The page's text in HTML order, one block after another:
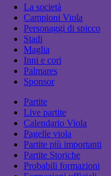
La società
Campioni Viola
Personaggi di spicco
Stadi
Maglia
Inni e cori
Palmares
Sponsor
Partite
Live partite
Calendario Viola
Pagelle viola
Partite più importanti
Partite Storiche
Probabili formazioni